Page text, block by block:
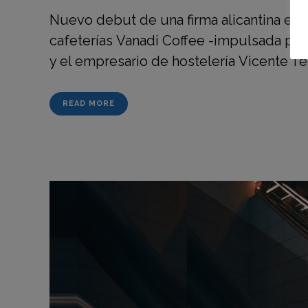
Nuevo debut de una firma alicantina en
cafeterías Vanadi Coffee -impulsada
y el empresario de hostelería Vicente
READ MORE